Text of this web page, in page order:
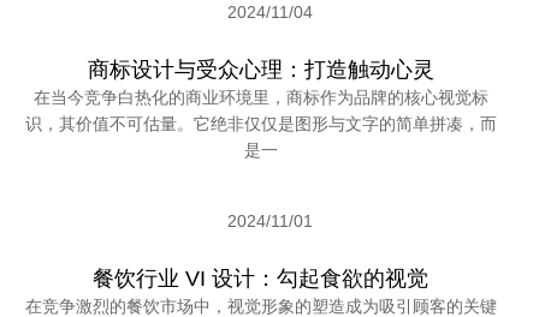
2024/11/04
商标设计与受众心理：打造触动心灵
在当今竞争白热化的商业环境里，商标作为品牌的核心视觉标
识，其价值不可估量。它绝非仅仅是图形与文字的简单拼凑，而
是一
2024/11/01
餐饮行业 VI 设计：勾起食欲的视觉
在竞争激烈的餐饮市场中，视觉形象的塑造成为吸引顾客的关键